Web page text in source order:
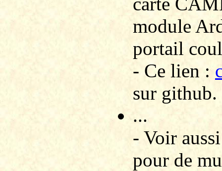
module
portail
- Ce lien :
sur github.
...
- Voir
pour de